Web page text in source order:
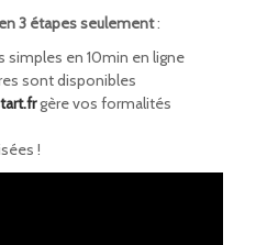
3 étapes seulement:
simples en 10min en ligne
sont disponibles
gère vos formalités
!